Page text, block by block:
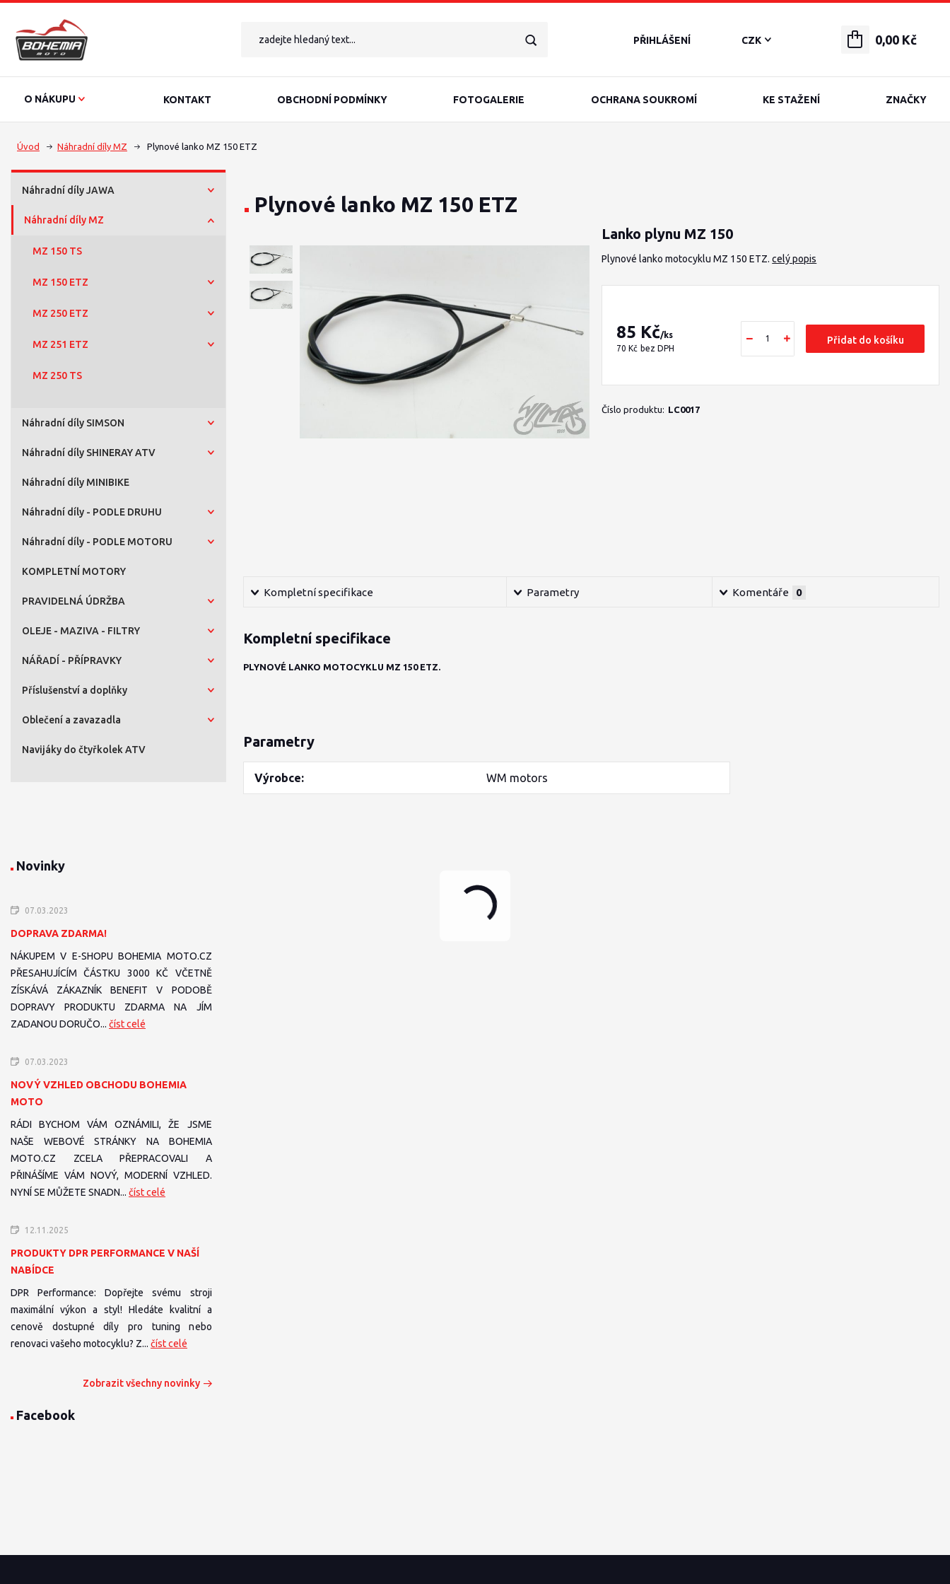
O NÁKUPU KONTAKT OBCHODNÍ PODMÍNKY FOTOGALERIE OCHRANA SOUKROMÍ KE STAŽENÍ ZNAČKY
CZK
PŘIHLÁŠENÍ 0,00 Kč
Úvod Náhradní díly MZ Plynové lanko MZ 150 ETZ
Náhradní díly JAWA
Náhradní díly MZ
MZ 150 TS
MZ 150 ETZ
MZ 250 ETZ
MZ 251 ETZ
MZ 250 TS
Náhradní díly SIMSON
Náhradní díly SHINERAY ATV
Náhradní díly MINIBIKE
Náhradní díly - PODLE DRUHU
Náhradní díly - PODLE MOTORU
KOMPLETNÍ MOTORY
PRAVIDELNÁ ÚDRŽBA
OLEJE - MAZIVA - FILTRY
NÁŘADÍ - PŘÍPRAVKY
Příslušenství a doplňky
Oblečení a zavazadla
Navijáky do čtyřkolek ATV
Novinky
07.03.2023
DOPRAVA ZDARMA!
NÁKUPEM V E-SHOPU BOHEMIA MOTO.CZ
PŘESAHUJÍCÍM ČÁSTKU 3000 KČ VČETNĚ
ZÍSKÁVÁ ZÁKAZNÍK BENEFIT V PODOBĚ
DOPRAVY PRODUKTU ZDARMA NA JÍM
ZADANOU DORUČO... číst celé
07.03.2023
NOVÝ VZHLED OBCHODU BOHEMIA
MOTO
RÁDI BYCHOM VÁM OZNÁMILI, ŽE JSME
NAŠE WEBOVÉ STRÁNKY NA BOHEMIA
MOTO.CZ ZCELA PŘEPRACOVALI A
PŘINÁŠÍME VÁM NOVÝ, MODERNÍ VZHLED.
NYNÍ SE MŮŽETE SNADN... číst celé
12.11.2025
PRODUKTY DPR PERFORMANCE V NAŠÍ
NABÍDCE
DPR Performance: Dopřejte svému stroji
maximální výkon a styl! Hledáte kvalitní a
cenově dostupné díly pro tuning nebo
renovaci vašeho motocyklu? Z... číst celé
Zobrazit všechny novinky
Facebook
Plynové lanko MZ 150 ETZ
Lanko plynu MZ 150
Plynové lanko motocyklu MZ 150 ETZ.celý popis
85 Kč/ks
70 Kč bez DPH
Přidat do košíku
Číslo produktu: LC0017
Kompletní specifikace Parametry Komentáře 0
Kompletní specifikace
PLYNOVÉ LANKO MOTOCYKLU MZ 150 ETZ.
Parametry
Výrobce WM motors